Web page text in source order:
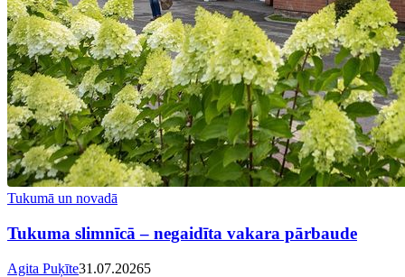
Tukumā un novadā
Tukuma slimnīcā – negaidīta vakara pārbaude
Agita Puķīte31.07.20265